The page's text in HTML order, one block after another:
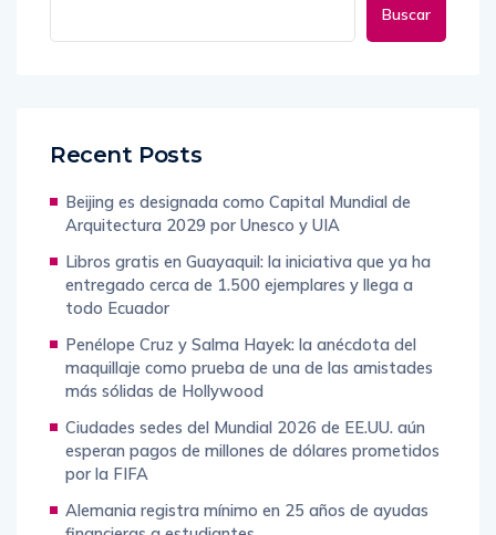
Buscar
Recent Posts
Beijing es designada como Capital Mundial de
Arquitectura 2029 por Unesco y UIA
Libros gratis en Guayaquil: la iniciativa que ya ha
entregado cerca de 1.500 ejemplares y llega a
todo Ecuador
Penélope Cruz y Salma Hayek: la anécdota del
maquillaje como prueba de una de las amistades
más sólidas de Hollywood
Ciudades sedes del Mundial 2026 de EE.UU. aún
esperan pagos de millones de dólares prometidos
por la FIFA
Alemania registra mínimo en 25 años de ayudas